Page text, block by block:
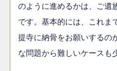
のように進めるかは、ご遺
です。基本的には、これま
提寺に納骨をお願いするの
な問題から難しいケースも